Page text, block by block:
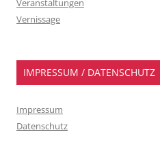
Veranstaltungen
Vernissage
IMPRESSUM / DATENSCHUTZ
Impressum
Datenschutz